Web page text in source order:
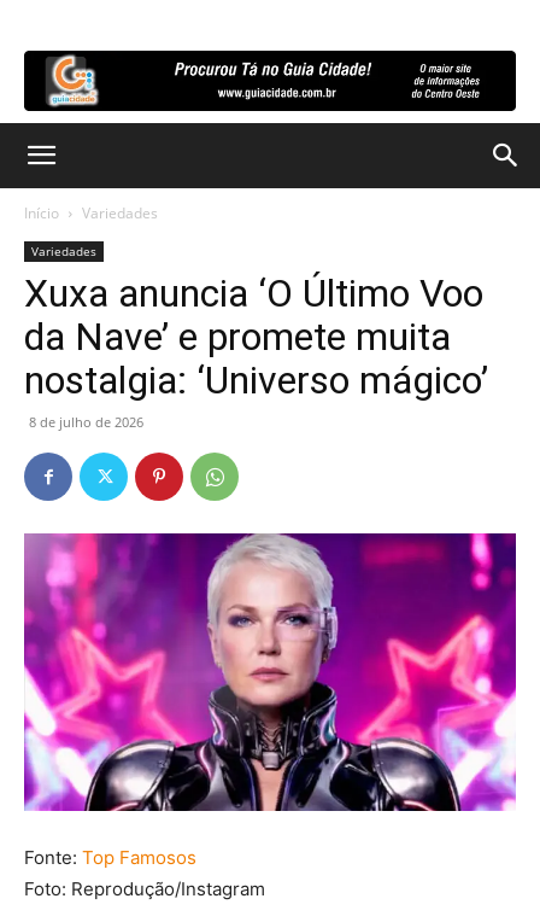
Início Variedades
Variedades
Xuxa anuncia ‘O Último Voo
da Nave’ e promete muita
nostalgia: ‘Universo mágico’
8 de julho de 2026
Fonte: Top Famosos
Foto: Reprodução/Instagram